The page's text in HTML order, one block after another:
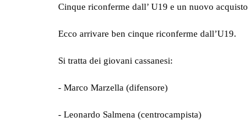
Cinque riconferme dall’ U19 e un nuovo acquisto
Ecco arrivare ben cinque riconferme dall’U19.
Si tratta dei giovani cassanesi:
- Marco Marzella (difensore)
- Leonardo Salmena (centrocampista)